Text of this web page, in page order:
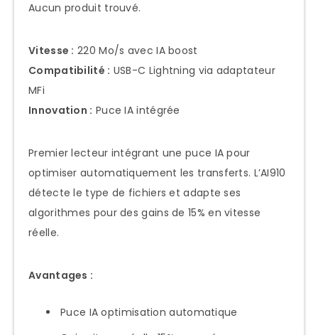
Aucun produit trouvé.
Vitesse : 220 Mo/s avec IA boost
Compatibilité : USB-C Lightning via adaptateur
MFi
Innovation : Puce IA intégrée
Premier lecteur intégrant une puce IA pour
optimiser automatiquement les transferts. L’AI910
détecte le type de fichiers et adapte ses
algorithmes pour des gains de 15% en vitesse
réelle.
Avantages :
Puce IA optimisation automatique